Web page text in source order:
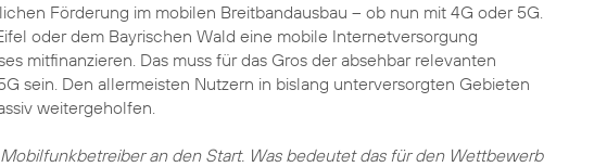
Förderung im mobilen Breitbandausbau – ob nun mit 4G oder 5G.
oder dem Bayrischen Wald eine mobile Internetversorgung
mitfinanzieren. Das muss für das Gros der absehbar relevanten
sein. Den allermeisten Nutzern in bislang unterversorgten Gebieten
weitergeholfen.
an den Start. Was bedeutet das für den Wettbewerb